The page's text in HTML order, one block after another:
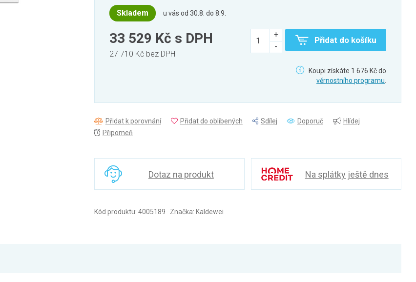
Skladem u vás od 30.8. do 8.9.
33 529 Kč s DPH
27 710 Kč bez DPH
Přidat do košíku
Koupi získáte 1 676 Kč do
věrnostního programu
Přidat k porovnání Přidat do oblíbených Sdílej Doporuč
Hlídej
Připomeň
Dotaz na produkt Na splátky ještě dnes
Kód produktu: 4005189 Značka: Kaldewei